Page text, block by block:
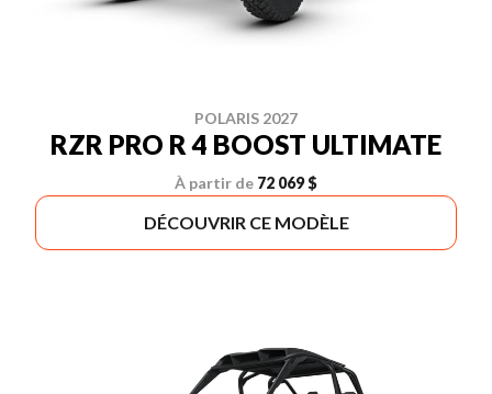
POLARIS 2027
RZR PRO R 4 BOOST ULTIMATE
À partir de 72 069 $
DÉCOUVRIR CE MODÈLE